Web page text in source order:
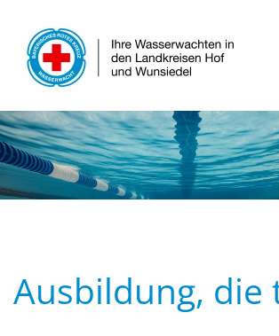
Skip to main content
Ausbildung, die